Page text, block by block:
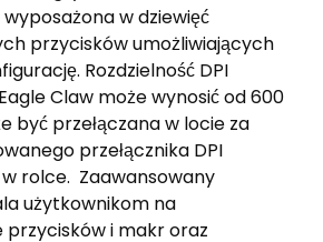
w dziewięć
przycisków umożliwiających
Rozdzielność DPI
Claw może wynosić od 600
być przełączana w locie za
przełącznika DPI
rolce. Zaawansowany
użytkownikom na
i makr oraz